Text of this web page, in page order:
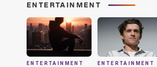
ENTERTAINMENT
ENTERTAINMENT ENTERTAINMENT